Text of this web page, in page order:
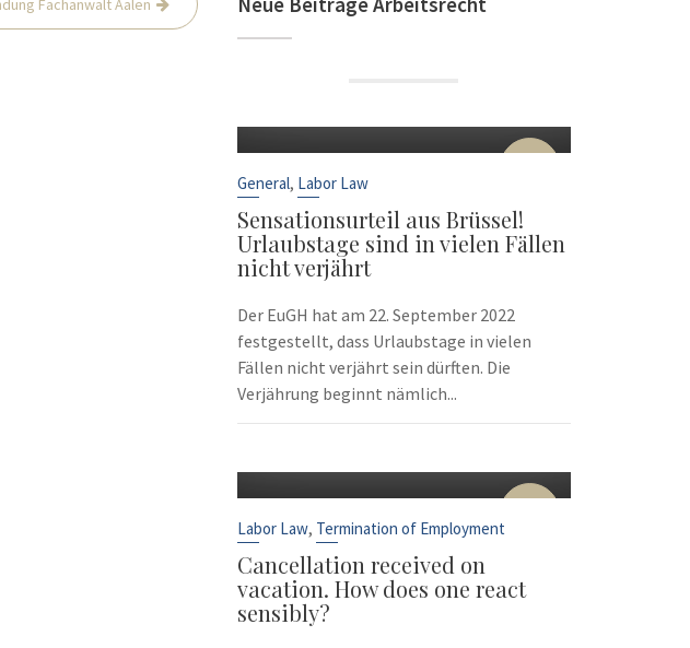
Fachanwalt Aalen
22
General, Labor Law
Sensationsurteil aus Brüssel!
Urlaubstage sind in vielen Fällen
nicht verjährt
Der EuGH hat am 22. September 2022
festgestellt, dass Urlaubstage in vielen
Fällen nicht verjährt sein dürften. Die
Verjährung beginnt nämlich...
10
Labor Law, Termination of Employment
Cancellation received on
vacation. How does one react
sensibly?